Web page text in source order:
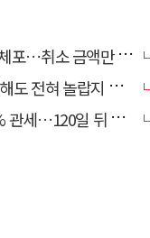
소 금액만 400억 원
혀 놀랍지 않아"
…120일 뒤 발효